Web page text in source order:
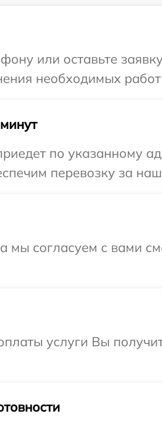
или оставьте
необходимых
по указанному
перевозку за
мы согласуем с вами
услуги Вы